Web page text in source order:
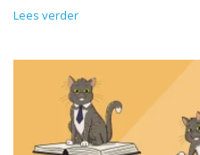
Lees verder